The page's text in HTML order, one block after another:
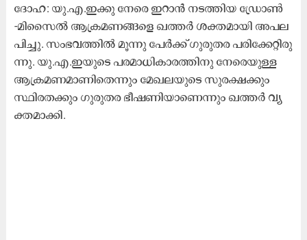
ദോ​ഹ: യു.​എ.​ഇ​ക്കു നേ​രെ ഇ​റാ​ൻ ന​ട​ത്തി​യ ഡ്രോ​ൺ
-മി​സൈ​ൽ ആ​ക്ര​മ​ണ​ങ്ങ​ളെ ഖ​ത്ത​ർ ശ​ക്ത​മാ​യി അ​പ​ല​
പി​ച്ചു. സം​ഭ​വ​ത്തി​ൽ മൂ​ന്നു പേ​ർ​ക്ക് ഗു​രു​ത​ര പ​രി​ക്കേ​റ്റി​രു​
ന്നു. യു.​എ.​ഇ​യു​ടെ പ​ര​മാ​ധി​കാ​ര​ത്തി​നു നേ​രെ​യു​ള്ള
ആ​ക്ര​മ​ണ​മാ​ണി​തെ​ന്നും മേ​ഖ​ല​യു​ടെ സു​ര​ക്ഷ​ക്കും
സ്ഥി​ര​ത​ക്കും ഗു​രു​ത​ര ഭീ​ഷ​ണി​യാ​ണെ​ന്നും ഖ​ത്ത​ർ വ്യ​
ക്ത​മാ​ക്കി.